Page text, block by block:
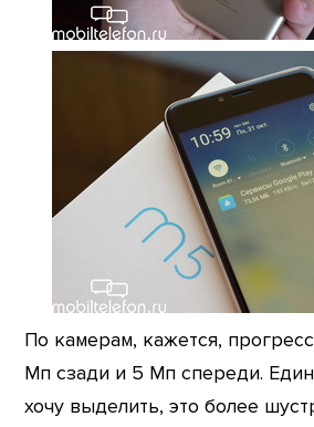
По камерам, кажется,
Мп сзади и 5 Мп спереди.
хочу выделить, это более